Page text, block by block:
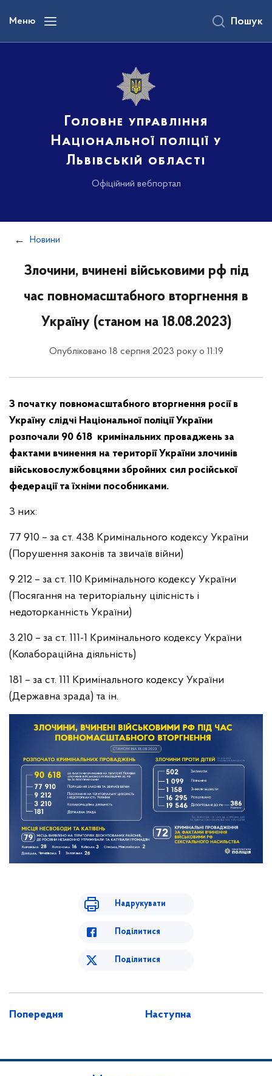
вмісту
Меню
Головне управління
Національної поліції у
Львівській області
Офіційний вебпортал
Пошук
Новини
Злочини, вчинені військовими рф під
час повномасштабного вторгнення в
Україну (станом на 18.08.2023)
Опубліковано 18 серпня 2023 року о 11:19
З початку повномасштабного вторгнення росії в
Україну слідчі Національної поліції України
розпочали 90 618 кримінальних проваджень за
фактами вчинення на території України злочинів
військовослужбовцями збройних сил російської
федерації та їхніми пособниками.
З них:
77 910 – за ст. 438 Кримінального кодексу України
(Порушення законів та звичаїв війни)
9 212 – за ст. 110 Кримінального кодексу України
(Посягання на територіальну цілісність і
недоторканність України)
3 210 – за ст. 111-1 Кримінального кодексу України
(Колабораційна діяльність)
181 – за ст. 111 Кримінального кодексу України
(Державна зрада) та ін.
Надрукувати
Поділитися
Поділитися
Попередня Наступна